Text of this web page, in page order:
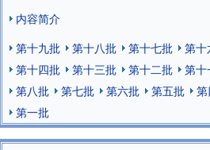
内容简介
第十九批
第十八批 第十七批 第十
第十四批
第十三批 第十二批 第十
第八批
第七批 第六批 第五批
第一批